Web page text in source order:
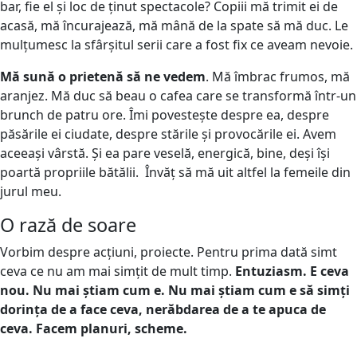
bar, fie el și loc de ținut spectacole? Copiii mă trimit ei de
acasă, mă încurajează, mă mână de la spate să mă duc. Le
mulțumesc la sfârșitul serii care a fost fix ce aveam nevoie.
Mă sună o prietenă să ne vedem. Mă îmbrac frumos, mă
aranjez. Mă duc să beau o cafea care se transformă într-un
brunch de patru ore. Îmi povestește despre ea, despre
păsările ei ciudate, despre stările și provocările ei. Avem
aceeași vârstă. Și ea pare veselă, energică, bine, deși își
poartă propriile bătălii. Învăț să mă uit altfel la femeile din
jurul meu.
O rază de soare
Vorbim despre acțiuni, proiecte. Pentru prima dată simt
ceva ce nu am mai simțit de mult timp. Entuziasm. E ceva
nou. Nu mai știam cum e. Nu mai știam cum e să simți
dorința de a face ceva, nerăbdarea de a te apuca de
ceva. Facem planuri, scheme.